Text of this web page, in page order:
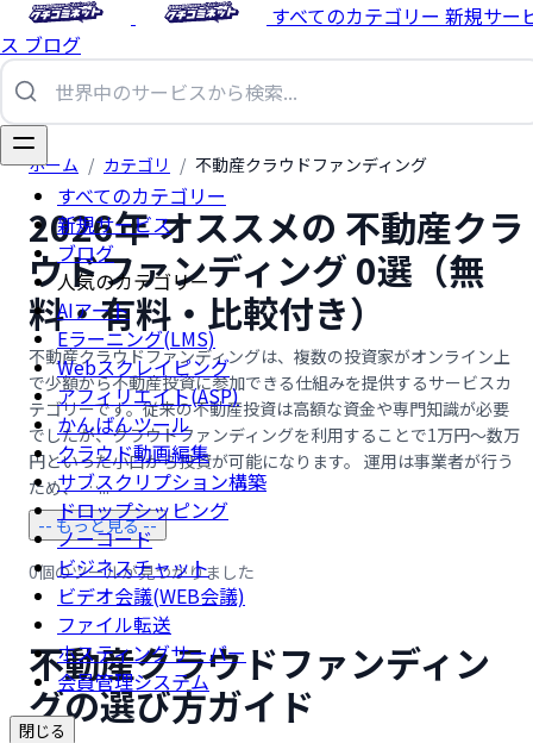
すべてのカテゴリー 新規サー
ス ブログ
すべてのカテゴリー
新規サービス
ブログ
人気のカテゴリー
AIアート
Eラーニング(LMS)
Webスクレイピング
アフィリエイト(ASP)
かんばんツール
クラウド動画編集
サブスクリプション構築
ドロップシッピング
ノーコード
ビジネスチャット
ビデオ会議(WEB会議)
ファイル転送
ホスティングサーバー
会員管理システム
閉じる
ホーム / カテゴリ / 不動産クラウドファンディング
2026年 オススメの 不動産クラ
ウドファンディング 0選（無
料・有料・比較付き）
不動産クラウドファンディングは、複数の投資家がオンライン上
で少額から不動産投資に参加できる仕組みを提供するサービスカ
テゴリーです。従来の不動産投資は高額な資金や専門知識が必要
でしたが、クラウドファンディングを利用することで1万円〜数万
円といった小口から投資が可能になります。 運用は事業者が行う
ため、 …...
-- もっと見る --
0個のツールが見つかりました
不動産クラウドファンディン
グの選び方ガイド